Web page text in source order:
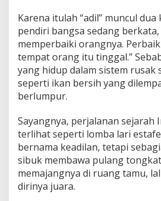
Karena itulah “adil” muncul dua
pendiri bangsa sedang berkata,
memperbaiki orangnya.
tempat orang itu tinggal.”
yang hidup dalam sistem
seperti ikan bersih yang
berlumpur.
Sayangnya, perjalanan sejarah
terlihat seperti lomba lari
bernama keadilan, tetapi
sibuk membawa pulang
memajangnya di ruang tamu,
dirinya juara.